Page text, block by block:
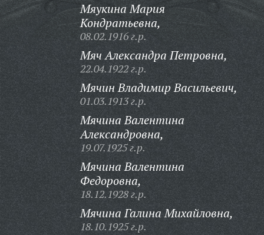
Мяукина Мария
Кондратьевна,
08.02.1916 г.р.
Мяч Александра Петровна,
22.04.1922 г.р.
Мячин Владимир Васильевич,
01.03.1913 г.р.
Мячина Валентина
Александровна,
19.07.1925 г.р.
Мячина Валентина
Федоровна,
18.12.1928 г.р.
Мячина Галина Михайловна,
18.10.1925 г.р.